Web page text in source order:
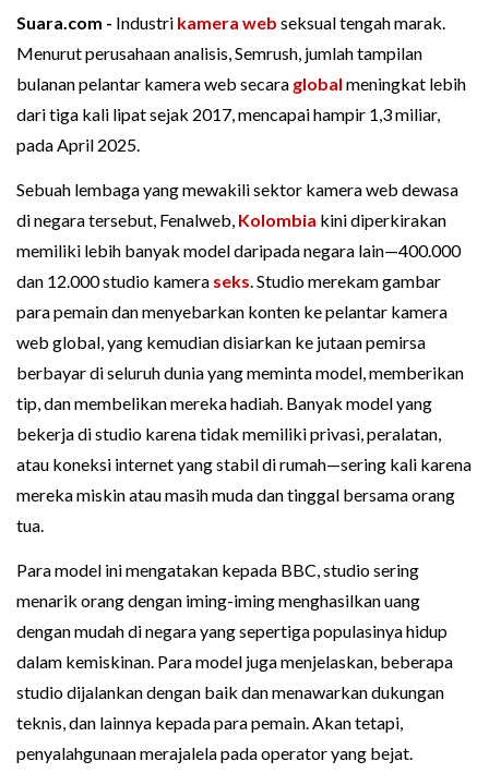
Suara.com - Industri kamera web seksual tengah marak.
Menurut perusahaan analisis, Semrush, jumlah tampilan
bulanan pelantar kamera web secara global meningkat lebih
dari tiga kali lipat sejak 2017, mencapai hampir 1,3 miliar,
pada April 2025.
Sebuah lembaga yang mewakili sektor kamera web dewasa
di negara tersebut, Fenalweb, Kolombia kini diperkirakan
memiliki lebih banyak model daripada negara lain—400.000
dan 12.000 studio kamera seks. Studio merekam gambar
para pemain dan menyebarkan konten ke pelantar kamera
web global, yang kemudian disiarkan ke jutaan pemirsa
berbayar di seluruh dunia yang meminta model, memberikan
tip, dan membelikan mereka hadiah. Banyak model yang
bekerja di studio karena tidak memiliki privasi, peralatan,
atau koneksi internet yang stabil di rumah—sering kali karena
mereka miskin atau masih muda dan tinggal bersama orang
tua.
Para model ini mengatakan kepada BBC, studio sering
menarik orang dengan iming-iming menghasilkan uang
dengan mudah di negara yang sepertiga populasinya hidup
dalam kemiskinan. Para model juga menjelaskan, beberapa
studio dijalankan dengan baik dan menawarkan dukungan
teknis, dan lainnya kepada para pemain. Akan tetapi,
penyalahgunaan merajalela pada operator yang bejat.